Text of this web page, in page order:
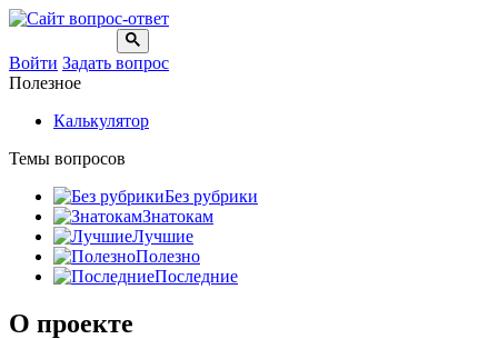
Войти Задать вопрос
Полезное
Калькулятор
Темы вопросов
Без рубрики
Знатокам
Лучшие
Полезно
Последние
О проекте